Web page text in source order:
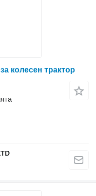
колесен трактор